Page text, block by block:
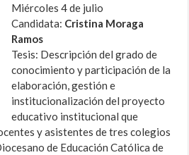
Miércoles 4 de julio
Candidata: Cristina Moraga
Ramos
Tesis: Descripción del grado de
conocimiento y participación de la
elaboración, gestión e
institucionalización del proyecto
educativo institucional que
y asistentes de tres colegios
de Educación Católica de